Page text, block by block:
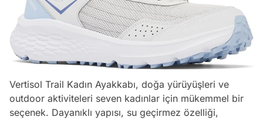
Vertisol Trail Kadın Ayakkabı, doğa yürüyüşleri ve
outdoor aktiviteleri seven kadınlar için mükemmel bir
seçenek. Dayanıklı yapısı, su geçirmez özelliği,